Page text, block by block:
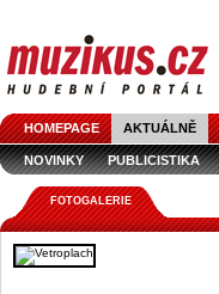
HOMEPAGE AKTUÁLNĚ
NOVINKY PUBLICISTIKA
FOTOGALERIE